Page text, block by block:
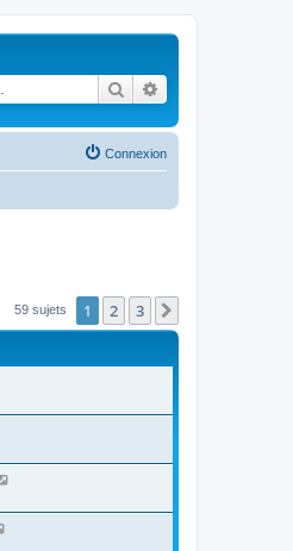
Rechercher
Connexion
59 sujets 1 2 3